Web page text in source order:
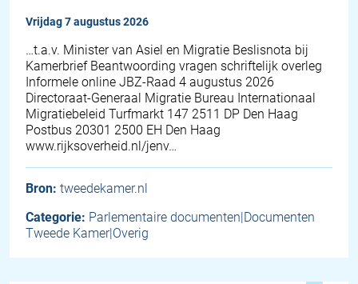
vrijdag 7 augustus 2026
…t.a.v. Minister van Asiel en Migratie Beslisnota bij
Kamerbrief Beantwoording vragen schriftelijk overleg
Informele online JBZ-Raad 4 augustus 2026
Directoraat-Generaal Migratie Bureau Internationaal
Migratiebeleid Turfmarkt 147 2511 DP Den Haag
Postbus 20301 2500 EH Den Haag
www.rijksoverheid.nl/jenv…
Bron: tweedekamer.nl
Categorie: Parlementaire documenten|Documenten
Tweede Kamer|Overig